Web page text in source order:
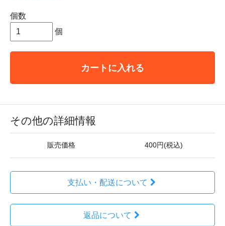
個数
個
カートに入れる
その他の詳細情報
販売価格 400円(税込)
支払い・配送について
返品について